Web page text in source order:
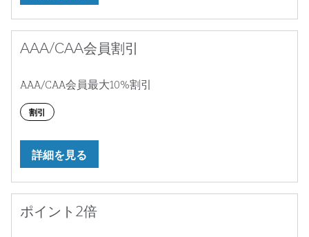
AAA/CAA会員割引
AAA/CAA会員最大10%割引
割引
詳細を見る
ポイント2倍